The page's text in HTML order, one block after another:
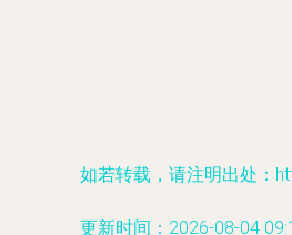
如若转载，请注明出处：
更新时间：2026-08-04